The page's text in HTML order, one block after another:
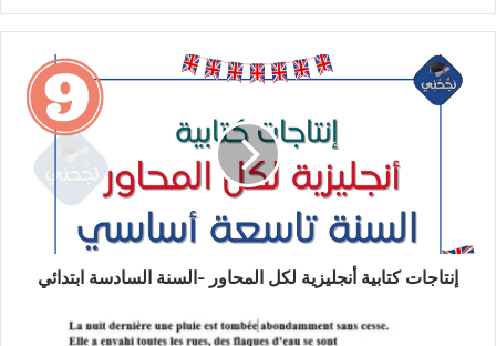
إنتاجات
كتابية
أنجليزية
إنتاجات كتابية أنجليزية لكل المحاور -السنة السادسة ابتدائي